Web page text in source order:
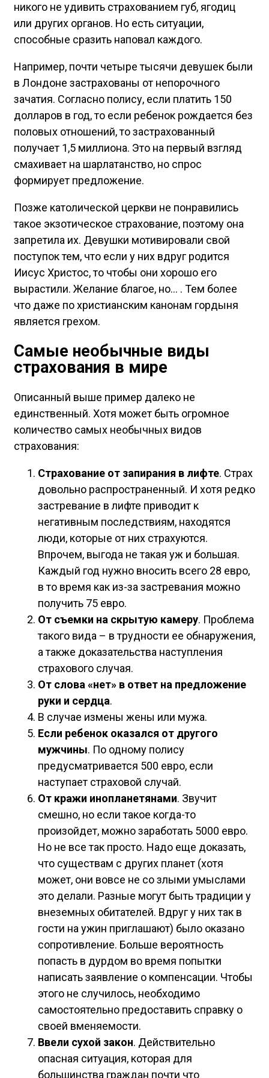
никого не удивить страхованием губ, ягодиц
или других органов. Но есть ситуации,
способные сразить наповал каждого.
Например, почти четыре тысячи девушек были
в Лондоне застрахованы от непорочного
зачатия. Согласно полису, если платить 150
долларов в год, то если ребенок рождается без
половых отношений, то застрахованный
получает 1,5 миллиона. Это на первый взгляд
смахивает на шарлатанство, но спрос
формирует предложение.
Позже католической церкви не понравились
такое экзотическое страхование, поэтому она
запретила их. Девушки мотивировали свой
поступок тем, что если у них вдруг родится
Иисус Христос, то чтобы они хорошо его
вырастили. Желание благое, но… . Тем более
что даже по христианским канонам гордыня
является грехом.
Самые необычные виды
страхования в мире
Описанный выше пример далеко не
единственный. Хотя может быть огромное
количество самых необычных видов
страхования:
Страхование от запирания в лифте. Страх
довольно распространенный. И хотя редко
застревание в лифте приводит к
негативным последствиям, находятся
люди, которые от них страхуются.
Впрочем, выгода не такая уж и большая.
Каждый год нужно вносить всего 28 евро,
в то время как из-за застревания можно
получить 75 евро.
От съемки на скрытую камеру. Проблема
такого вида – в трудности ее обнаружения,
а также доказательства наступления
страхового случая.
От слова «нет» в ответ на предложение
руки и сердца.
В случае измены жены или мужа.
Если ребенок оказался от другого
мужчины. По одному полису
предусматривается 500 евро, если
наступает страховой случай.
От кражи инопланетянами. Звучит
смешно, но если такое когда-то
произойдет, можно заработать 5000 евро.
Но не все так просто. Надо еще доказать,
что существам с других планет (хотя
может, они вовсе не со злыми умыслами
это делали. Разные могут быть традиции у
внеземных обитателей. Вдруг у них так в
гости на ужин приглашают) было оказано
сопротивление. Больше вероятность
попасть в дурдом во время попытки
написать заявление о компенсации. Чтобы
этого не случилось, необходимо
самостоятельно предоставить справку о
своей вменяемости.
Ввели сухой закон. Действительно
опасная ситуация, которая для
большинства граждан почти что